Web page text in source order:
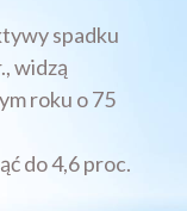
spadku
widzą
roku o 75
do 4,6 proc.